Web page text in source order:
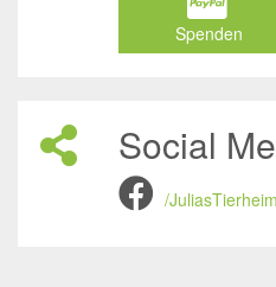
Spenden
Social
/